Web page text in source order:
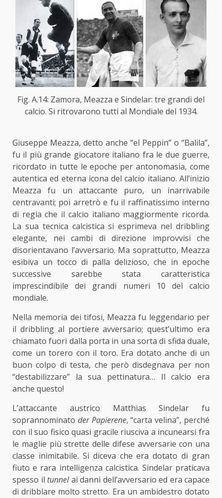
Fig. A.14: Zamora, Meazza e Sindelar: tre grandi del
calcio. Si ritrovarono tutti al Mondiale del 1934.
Giuseppe Meazza, detto anche “el Peppin” o “Balila”,
fu il più grande giocatore italiano fra le due guerre,
ricordato in tutte le epoche per antonomasia, come
autentica ed eterna icona del calcio italiano. All’inizio
Meazza fu un attaccante puro, un inarrivabile
centravanti; poi arretrò e fu il raffinatissimo interno
di regia che il calcio italiano maggiormente ricorda.
La sua tecnica calcistica si esprimeva nel dribbling
elegante, nei cambi di direzione improvvisi che
disorientavano l’avversario. Ma soprattutto, Meazza
esibiva un tocco di palla delizioso, che in epoche
successive sarebbe stata caratteristica
imprescindibile dei grandi numeri 10 del calcio
mondiale.
Nella memoria dei tifosi, Meazza fu leggendario per
il dribbling al portiere avversario; quest’ultimo era
chiamato fuori dalla porta in una sorta di sfida duale,
come un torero con il toro. Era dotato anche di un
buon colpo di testa, che però disdegnava per non
“destabilizzare” la sua pettinatura… Il calcio era
anche questo!
L’attaccante austrico Matthias Sindelar fu
soprannominato der Papierene, “carta velina”, perché
con il suo fisico quasi gracile riusciva a incunearsi fra
le maglie più strette delle difese avversarie con una
classe inimitabile. Si diceva che era dotato di gran
fiuto e rara intelligenza calcistica. Sindelar praticava
spesso il tunnelai danni dell’avversario ed era capace
di dribblare molto stretto. Era un ambidestro dotato